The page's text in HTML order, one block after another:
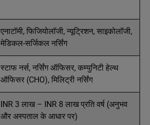
एनाटॉमी, फिजियोलॉजी, न्यूट्रिशन, साइकोलॉजी,
मेडिकल-सर्जिकल नर्सिंग
स्टाफ नर्स, नर्सिंग ऑफिसर, कम्युनिटी हेल्थ
ऑफिसर (CHO), मिलिट्री नर्सिंग
INR 3 लाख – INR 8 लाख प्रति वर्ष (अनुभव
और अस्पताल के आधार पर)